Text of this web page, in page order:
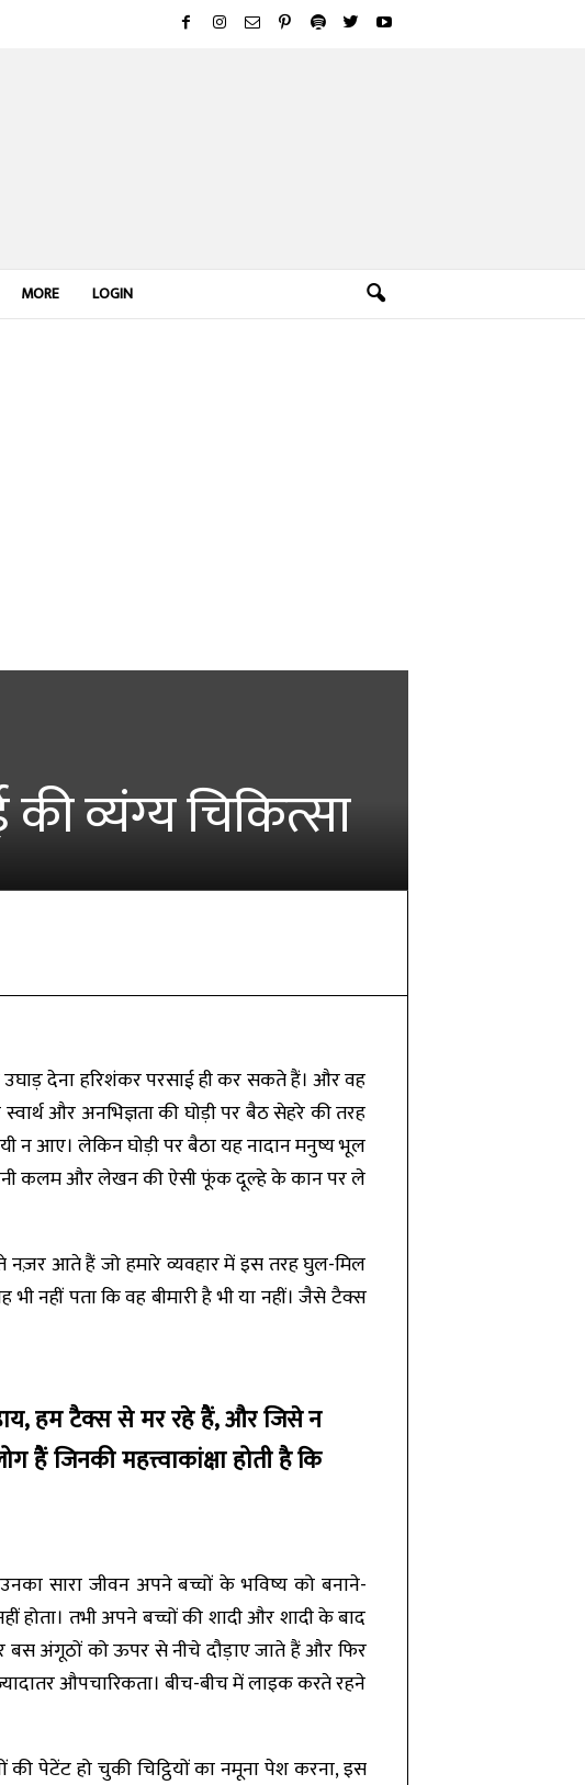
MORE LOGIN
की व्यंग्य चिकित्सा
उघाड़ देना हरिशंकर परसाई ही कर सकते हैं। और वह
और अनभिज्ञता की घोड़ी पर बैठ सेहरे की तरह
न आए। लेकिन घोड़ी पर बैठा यह नादान मनुष्य भूल
कलम और लेखन की ऐसी फूंक दूल्हे के कान पर ले
नज़र आते हैं जो हमारे व्यवहार में इस तरह घुल-मिल
नहीं पता कि वह बीमारी है भी या नहीं। जैसे टैक्स
हम टैक्स से मर रहे हैं, और जिसे न
जिनकी महत्त्वाकांक्षा होती है कि
सारा जीवन अपने बच्चों के भविष्य को बनाने-
तभी अपने बच्चों की शादी और शादी के बाद
बस अंगूठों को ऊपर से नीचे दौड़ाए जाते हैं और फिर
औपचारिकता। बीच-बीच में लाइक करते रहने
पेटेंट हो चुकी चिट्ठियों का नमूना पेश करना, इस